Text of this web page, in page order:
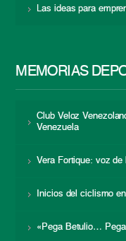
Las ideas para
MEMORIAS
Club Veloz
Venezuela
Vera Fortique: voz de
Inicios del ciclismo
«Pega Betulio…